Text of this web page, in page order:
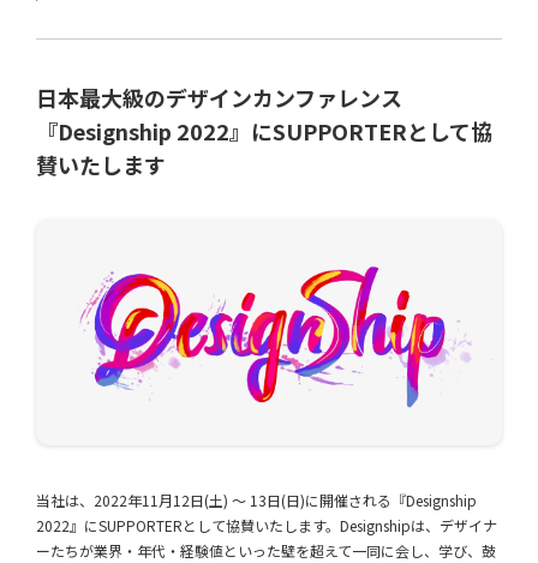
日本最大級のデザインカンファレンス
『Designship 2022』にSUPPORTERとして協
賛いたします
当社は、2022年11月12日(土) 〜 13日(日)に開催される『Designship
2022』にSUPPORTERとして協賛いたします。Designshipは、デザイナ
ーたちが業界・年代・経験値といった壁を超えて一同に会し、学び、鼓